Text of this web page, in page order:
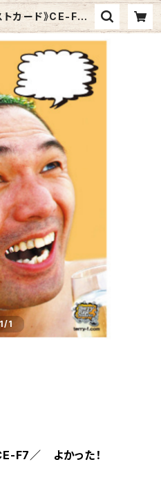
トカード》CE-F7
| Graphic Arts St
1/1
F7／ よかった！